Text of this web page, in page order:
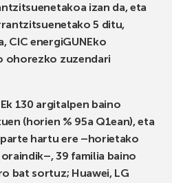
izan da, eta
5 ditu,
CIC energiGUNEko
ohorezko zuzendari
130 argitalpen baino
(horien % 95a Q1ean), eta
hartu ere –horietako
39 familia baino
bat sortuz; Huawei, LG